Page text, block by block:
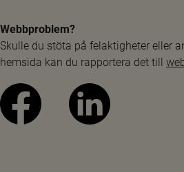
Webbproblem?
Skulle du stöta på felaktigheter eller
hemsida kan du rapportera det till